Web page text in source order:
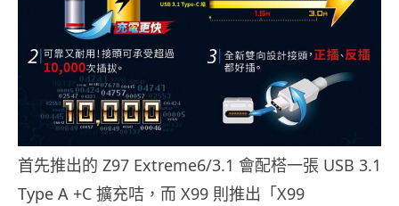
首先推出的 Z97 Extreme6/3.1 會配榙一張 USB 3.1
Type A +C 擴充咭，而 X99 則推出「X99